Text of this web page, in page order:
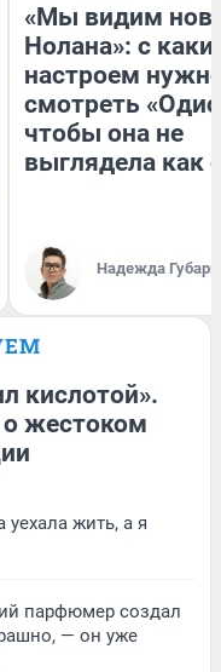
«Мы видим
Нолана»: с
настроем
смотреть
чтобы она не
выглядела как
Надежда Губарь
кислотой».
о жестоком
жить, а я
парфюмер создал
— он уже